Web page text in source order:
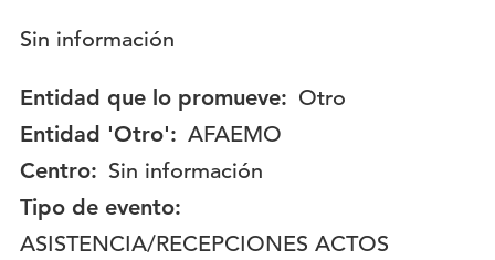
Descripción:
Sin información
Entidad que lo promueve: Otro
Entidad 'Otro': AFAEMO
Centro: Sin información
Tipo de evento:
ASISTENCIA/RECEPCIONES ACTOS